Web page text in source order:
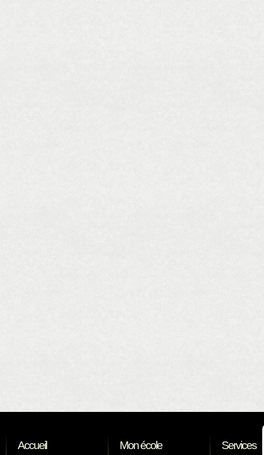
Accueil Mon école Services